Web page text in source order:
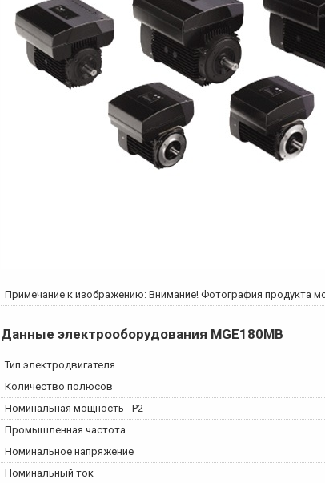
Примечание к изображению: Внимание! Фотография продукта
Данные электрооборудования MGE180MB
Тип электродвигателя
Количество полюсов
Номинальная мощность - P2
Промышленная частота
Номинальное напряжение
Номинальный ток